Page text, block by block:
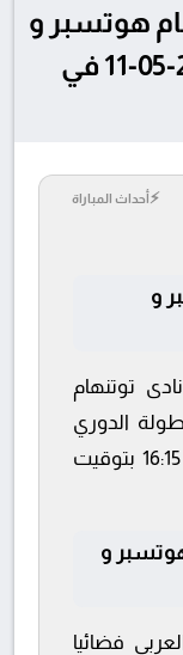
هوتسبر و
كريستال بالاس بتاريخ 2025-05-11 في
⚡أحداث المباراة
و
11 كلا من نادى توتنهام
الدوري
الإنجليزي الممتاز فى تمام الساعة 16:15 بتوقيت
و
فضائيا